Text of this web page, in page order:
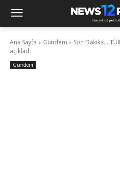
Ana Sayfa Gündem
Son Dakika...
açıkladı
Gündem